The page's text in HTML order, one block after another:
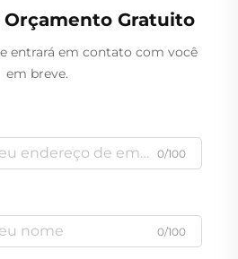
Gratuito
entrará em contato com você
em breve.
0/100
0/100